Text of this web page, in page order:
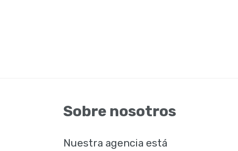
Sobre nosotros
Nuestra agencia está